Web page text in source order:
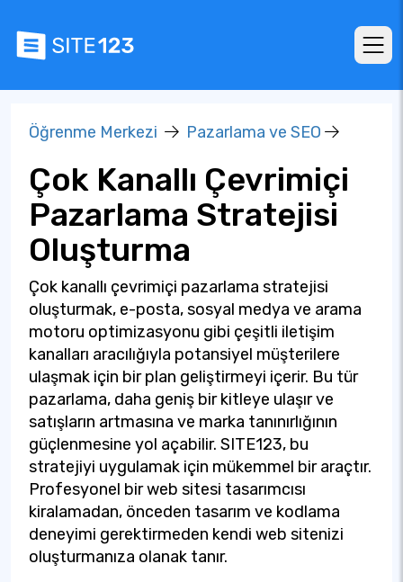
Öğrenme Merkezi Pazarlama ve SEO
Çok Kanallı Çevrimiçi
Pazarlama Stratejisi
Oluşturma
Çok kanallı çevrimiçi pazarlama stratejisi
oluşturmak, e-posta, sosyal medya ve arama
motoru optimizasyonu gibi çeşitli iletişim
kanalları aracılığıyla potansiyel müşterilere
ulaşmak için bir plan geliştirmeyi içerir. Bu tür
pazarlama, daha geniş bir kitleye ulaşır ve
satışların artmasına ve marka tanınırlığının
güçlenmesine yol açabilir. SITE123, bu
stratejiyi uygulamak için mükemmel bir araçtır.
Profesyonel bir web sitesi tasarımcısı
kiralamadan, önceden tasarım ve kodlama
deneyimi gerektirmeden kendi web sitenizi
oluşturmanıza olanak tanır.